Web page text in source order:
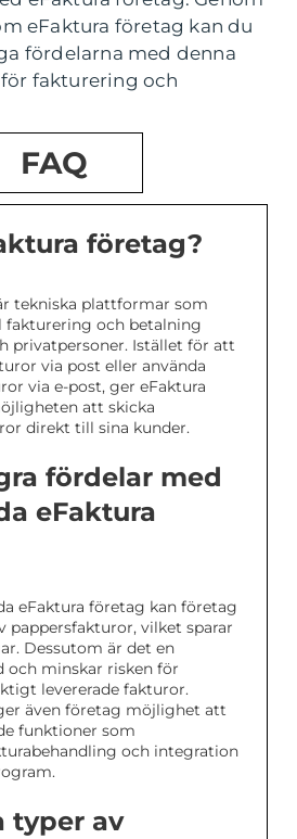
eFaktura företag kan du
fördelarna med denna
fakturering och
FAQ
företag?
tekniska plattformar som
och betalning
privatpersoner. Istället för att
via post eller använda
via e-post, ger eFaktura
att skicka
direkt till sina kunder.
fördelar med
eFaktura
eFaktura företag kan företag
pappersfakturor, vilket sparar
Dessutom är det en
minskar risken för
levererade fakturor.
även företag möjlighet att
funktioner som
och integration
typer av